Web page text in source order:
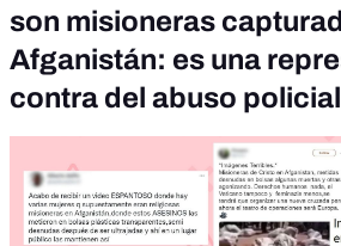
son misioneras
Afganistán: es una
contra del abuso